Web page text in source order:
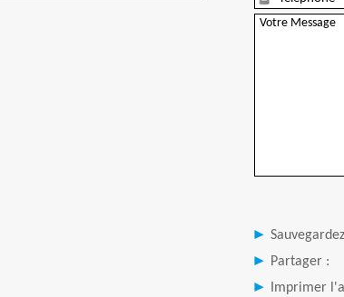
Partager :
Imprimer